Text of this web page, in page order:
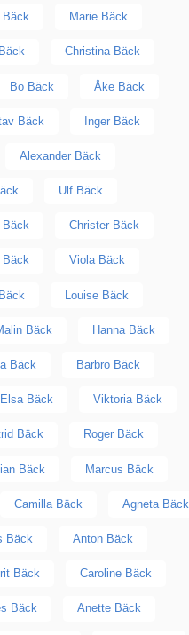
Bäck Marie Bäck
Christina Bäck
Bo Bäck Åke Bäck
Bäck Inger Bäck
Alexander Bäck
Ulf Bäck
Bäck Christer Bäck
Bäck Viola Bäck
Louise Bäck
Bäck Hanna Bäck
Bäck Barbro Bäck
Elsa Bäck Viktoria Bäck
Bäck Roger Bäck
Bäck Marcus Bäck
Camilla Bäck Agneta Bäck
Bäck Anton Bäck
Bäck Caroline Bäck
Bäck Anette Bäck